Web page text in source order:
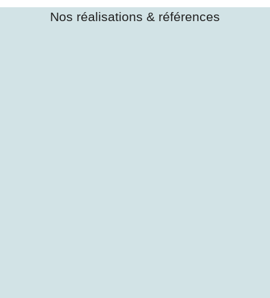
Nos réalisations & références
coordination de l’événement !